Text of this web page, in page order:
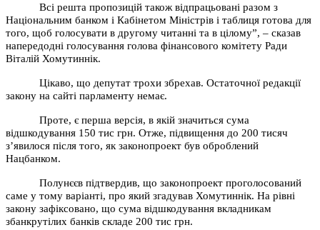
Всі решта пропозицій також відпрацьовані разом з
Національним банком і Кабінетом Міністрів і таблиця готова для
того, щоб голосувати в другому читанні та в цілому”, – сказав
напередодні голосування голова фінансового комітету Ради
Віталій Хомутиннік.
Цікаво, що депутат трохи збрехав. Остаточної редакції
закону на сайті парламенту немає.
Проте, є перша версія, в якій значиться сума
відшкодування 150 тис грн. Отже, підвищення до 200 тисяч
з’явилося після того, як законопроект був оброблений
Нацбанком.
Полунєєв підтвердив, що законопроект проголосований
саме у тому варіанті, про який згадував Хомутиннік. На рівні
закону зафіксовано, що сума відшкодування вкладникам
збанкрутілих банків складе 200 тис грн.